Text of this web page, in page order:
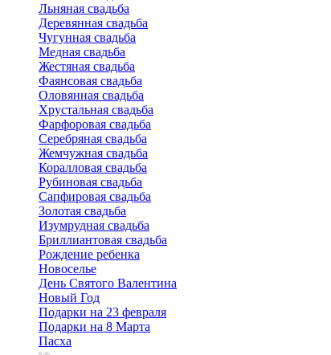
Льняная свадьба
Деревянная свадьба
Чугунная свадьба
Медная свадьба
Жестяная свадьба
Фаянсовая свадьба
Оловянная свадьба
Хрустальная свадьба
Фарфоровая свадьба
Серебряная свадьба
Жемчужная свадьба
Коралловая свадьба
Рубиновая свадьба
Сапфировая свадьба
Золотая свадьба
Изумрудная свадьба
Бриллиантовая свадьба
Рождение ребенка
Новоселье
День Святого Валентина
Новый Год
Подарки на 23 февраля
Подарки на 8 Марта
Пасха